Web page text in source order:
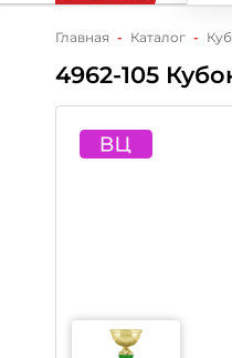
Главная Каталог
4962-105